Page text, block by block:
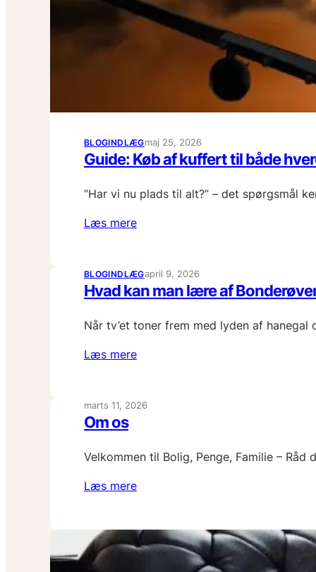
BLOGINDLÆGmaj 25, 2026
Guide: Køb af kuffert til både
”Har vi nu plads til alt?” – det spørgsmål
Læs mere
BLOGINDLÆGapril 9, 2026
Hvad kan man lære af
Når tv’et toner frem med lyden af
Læs mere
marts 11, 2026
Om os
Velkommen til Bolig, Penge, Familie –
Læs mere